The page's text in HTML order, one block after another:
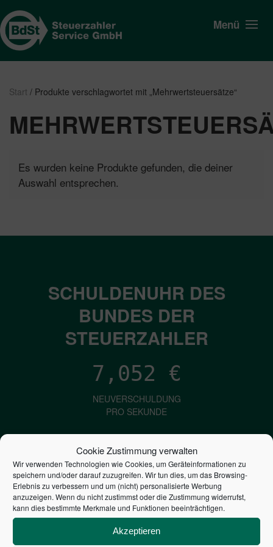
Cookie Zustimmung verwalten
Wir verwenden Technologien wie Cookies, um Geräteinformationen zu
speichern und/oder darauf zuzugreifen. Wir tun dies, um das Browsing-
Erlebnis zu verbessern und um (nicht) personalisierte Werbung
anzuzeigen. Wenn du nicht zustimmst oder die Zustimmung widerrufst,
kann dies bestimmte Merkmale und Funktionen beeinträchtigen.
Akzeptieren
Menü
Start / Produkte verschlagwortet mit „Mehrwertsteuersätze“
Es wurden keine Produkte gefunden, die deiner
Auswahl entsprechen.
SCHULDENUHR DES
BUNDES DER
STEUERZAHLER
7,052 €
NEUVERSCHULDUNG
PRO SEKUNDE
1,601€
ZINSEN
PRO SEKUNDE